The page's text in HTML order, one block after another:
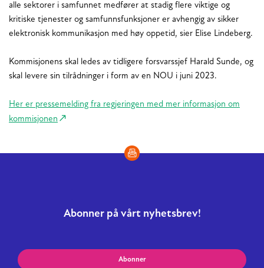
alle sektorer i samfunnet medfører at stadig flere viktige og
kritiske tjenester og samfunnsfunksjoner er avhengig av sikker
elektronisk kommunikasjon med høy oppetid, sier Elise Lindeberg.
Kommisjonens skal ledes av tidligere forsvarssjef Harald Sunde, og
skal levere sin tilrådninger i form av en NOU i juni 2023.
Her er pressemelding fra regjeringen med mer informasjon om
kommisjonen
Abonner på vårt nyhetsbrev!
Abonner